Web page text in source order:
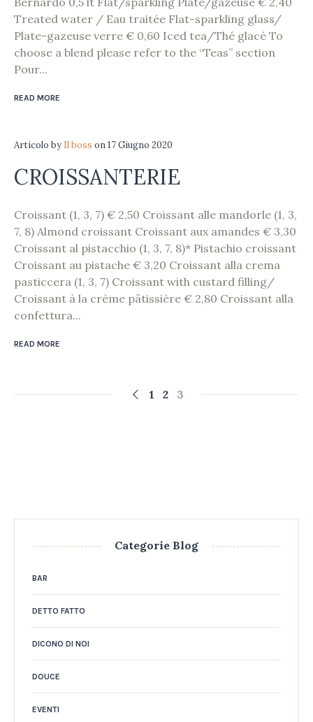
Treated water / Eau traitée Flat-sparkling glass/
Plate-gazeuse verre € 0,60 Iced tea/Thé glacé To
choose a blend please refer to the “Teas” section
Pour...
READ MORE
Articolo by Il boss on17 Giugno 2020
CROISSANTERIE
Croissant (1, 3, 7) € 2,50 Croissant alle mandorle (1, 3,
7, 8) Almond croissant Croissant aux amandes € 3,30
Croissant al pistacchio (1, 3, 7, 8)* Pistachio croissant
Croissant au pistache € 3,20 Croissant alla crema
pasticcera (1, 3, 7) Croissant with custard filling/
Croissant à la crème pâtissière € 2,80 Croissant alla
confettura...
READ MORE
1 2 3
Categorie Blog
BAR
DETTO FATTO
DICONO DI NOI
DOUCE
EVENTI